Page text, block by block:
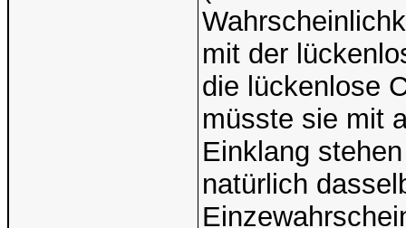
mit der
die lückenlose
müsste sie mit
Einklang
natürlich